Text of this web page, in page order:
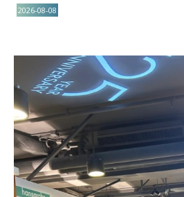
2026-08-08